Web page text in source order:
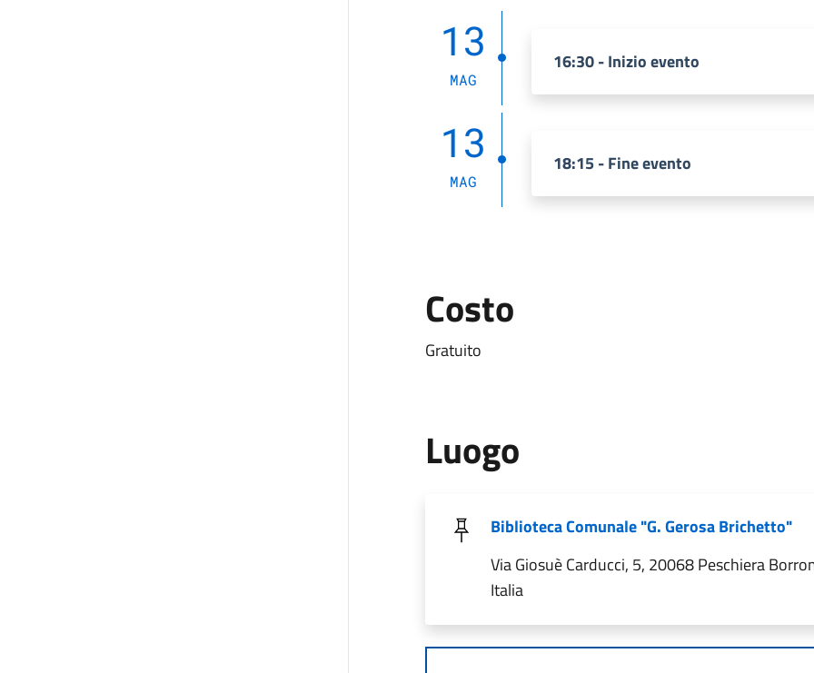
13
MAG
16:30 - Inizio evento
13
MAG
18:15 - Fine evento
Costo
Gratuito
Luogo
Biblioteca Comunale "G. Gerosa Brichetto"
Via Giosuè Carducci, 5, 20068 Peschiera
Italia